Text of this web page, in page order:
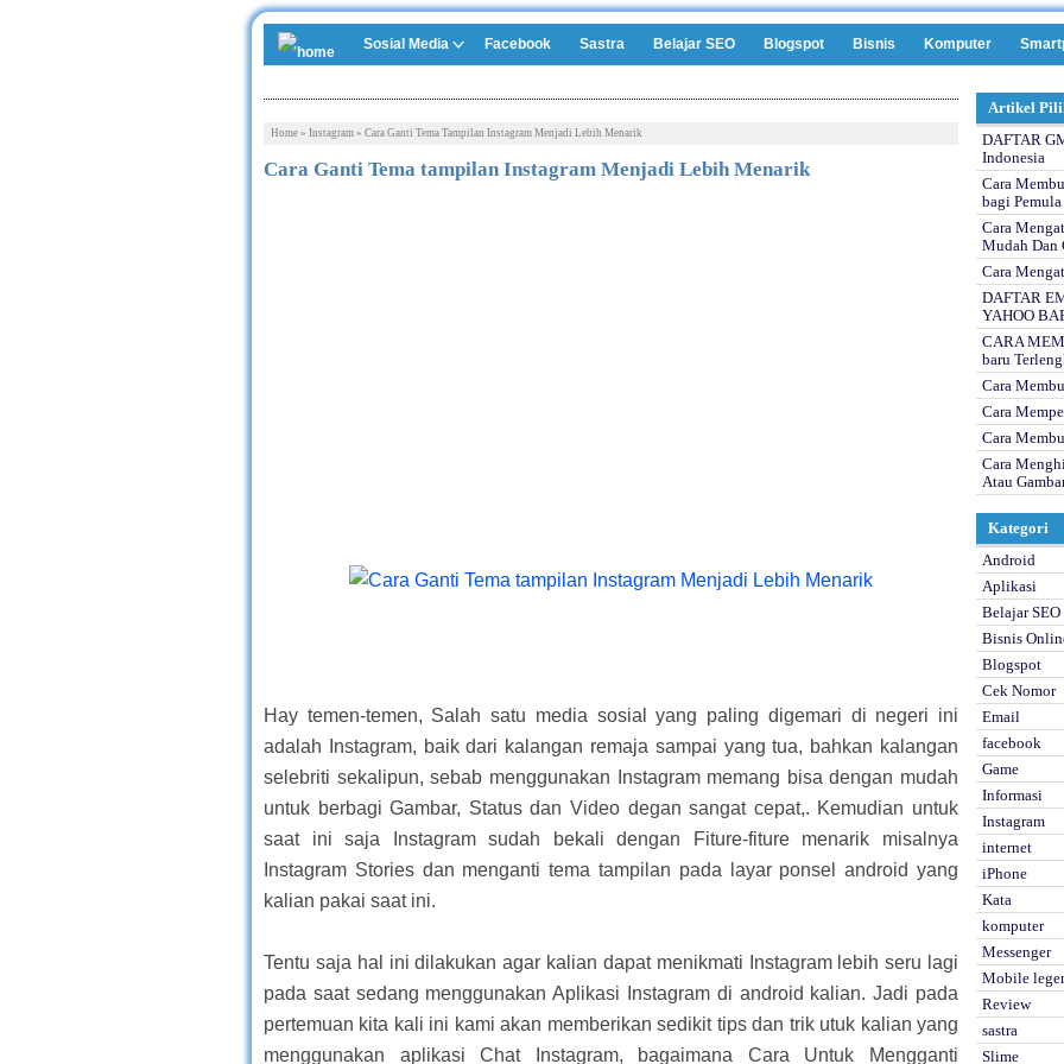
Sosial Media Facebook Sastra Belajar SEO Blogspot Bisnis Komputer
Home » Instagram » Cara Ganti Tema Tampilan Instagram Menjadi Lebih Menarik
Cara Ganti Tema tampilan Instagram Menjadi Lebih Menarik
Hay temen-temen, Salah satu media sosial yang paling digemari di negeri ini
adalah Instagram, baik dari kalangan remaja sampai yang tua, bahkan kalangan
selebriti sekalipun, sebab menggunakan Instagram memang bisa dengan mudah
untuk berbagi Gambar, Status dan Video degan sangat cepat,. Kemudian untuk
saat ini saja Instagram sudah bekali dengan Fiture-fiture menarik misalnya
Instagram Stories dan menganti tema tampilan pada layar ponsel android yang
kalian pakai saat ini.
Tentu saja hal ini dilakukan agar kalian dapat menikmati Instagram lebih seru lagi
pada saat sedang menggunakan Aplikasi Instagram di android kalian. Jadi pada
pertemuan kita kali ini kami akan memberikan sedikit tips dan trik utuk kalian yang
menggunakan aplikasi Chat Instagram, bagaimana Cara Untuk Mengganti
Artikel
DAFTAR
Indonesia
Cara
bagi Pemula
Cara
Mudah Dan
Cara
DAFTAR
YAHOO
CARA
baru
Cara
Cara
Cara
Cara
Atau
Kategori
Android
Aplikasi
Belajar SEO
Bisnis
Blogspot
Cek Nomor
Email
facebook
Game
Informasi
Instagram
internet
iPhone
Kata
komputer
Messenger
Mobile
Review
sastra
Slime